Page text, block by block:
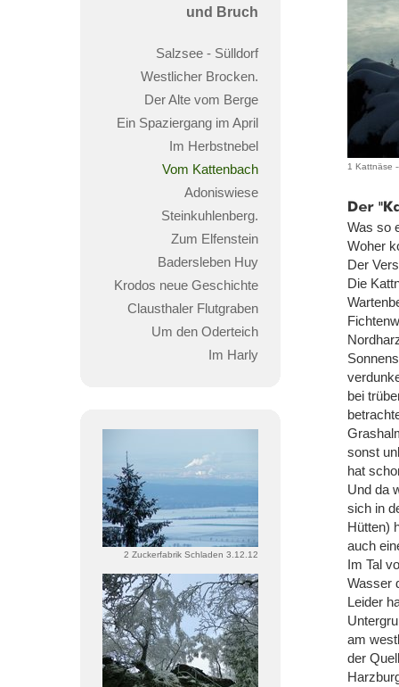
und Bruch
Salzsee - Sülldorf
Westlicher Brocken.
Der Alte vom Berge
Ein Spaziergang im April
Im Herbstnebel
Vom Kattenbach
Adoniswiese
Steinkuhlenberg.
Zum Elfenstein
Badersleben Huy
Krodos neue Geschichte
Clausthaler Flutgraben
Um den Oderteich
Im Harly
2 Zuckerfabrik Schladen 3.12.12
1 Kattnäse
Der
im
in
Was so
Woher
Der
Die
bei
sonst
hat
Und da
sich in
Hütten)
auch
Im Tal
Wasser
Leider
am
der